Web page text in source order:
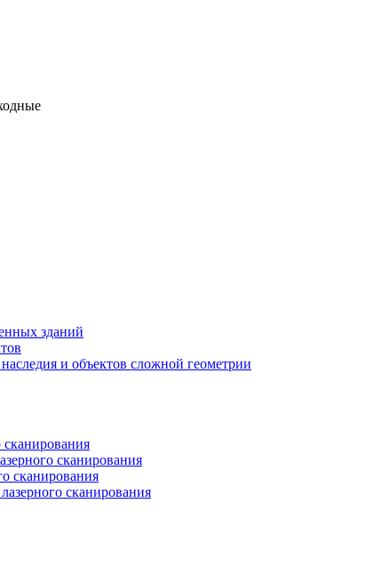
зданий
и объектов сложной геометрии
сканирования
сканирования
сканирования
сканирования